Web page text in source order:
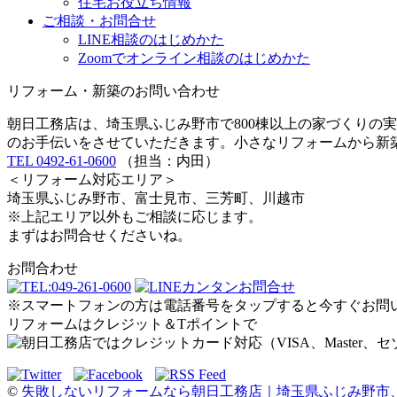
ご相談・お問合せ
LINE相談のはじめかた
Zoomでオンライン相談のはじめかた
リフォーム・新築のお問い合わせ
朝日工務店は、埼玉県ふじみ野市で800棟以上の家づくりの
のお手伝いをさせていただきます。小さなリフォームから
TEL 0492-61-0600 （担当：内田）
＜リフォーム対応エリア＞
埼玉県ふじみ野市、富士見市、三芳町、川越市
※上記エリア以外もご相談に応じます。
まずはお問合せくださいね。
お問合わせ
※スマートフォンの方は電話番号をタップすると今すぐお問
リフォームはクレジット＆Tポイントで
© 失敗しないリフォームなら朝日工務店｜埼玉県ふじみ野市